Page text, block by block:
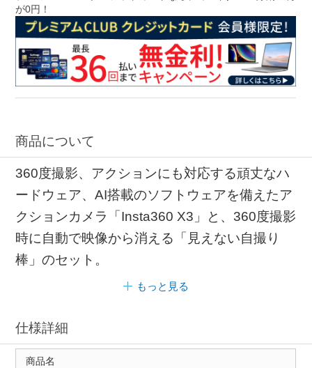
が0円！
商品について
360度撮影、アクションにも対応する頑丈なハ
ードウェア、AI搭載のソフトウェアを備えたア
クションカメラ「Insta360 X3」と、360度撮影
時に自動で映像から消える「見えない自撮り
棒」のセット。
もっと見る
仕様詳細
商品名